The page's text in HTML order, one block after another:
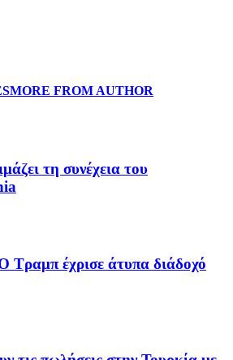
MORE FROM AUTHOR
τη συνέχεια του
Τραμπ έχρισε άτυπα διάδοχό